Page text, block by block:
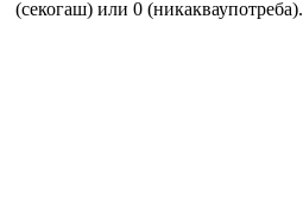
(секогаш) или 0 (никакваупотреба).